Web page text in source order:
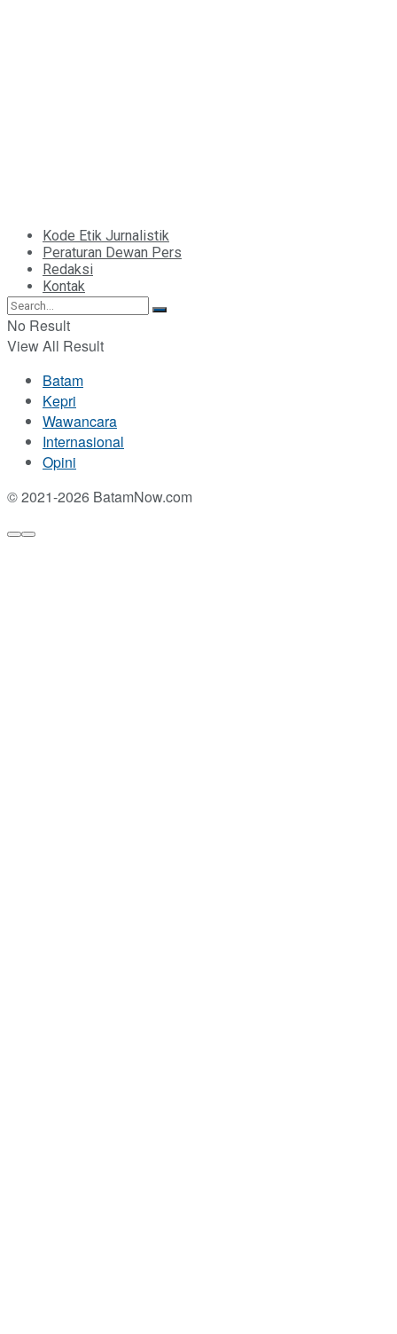
Kode Etik Jurnalistik
Peraturan Dewan Pers
Redaksi
Kontak
No Result
View All Result
Batam
Kepri
Wawancara
Internasional
Opini
© 2021-2026 BatamNow.com